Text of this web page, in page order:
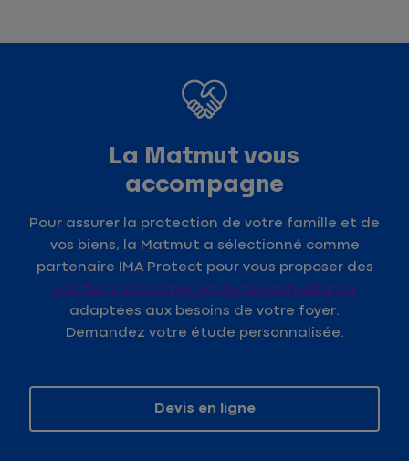
La Matmut vous
accompagne
Pour assurer la protection de votre famille et de
vos biens, la Matmut a sélectionné comme
partenaire IMA Protect pour vous proposer des
solutions d’alarmes et de télésurveillance
adaptées aux besoins de votre foyer.
Demandez votre étude personnalisée.
Devis en ligne